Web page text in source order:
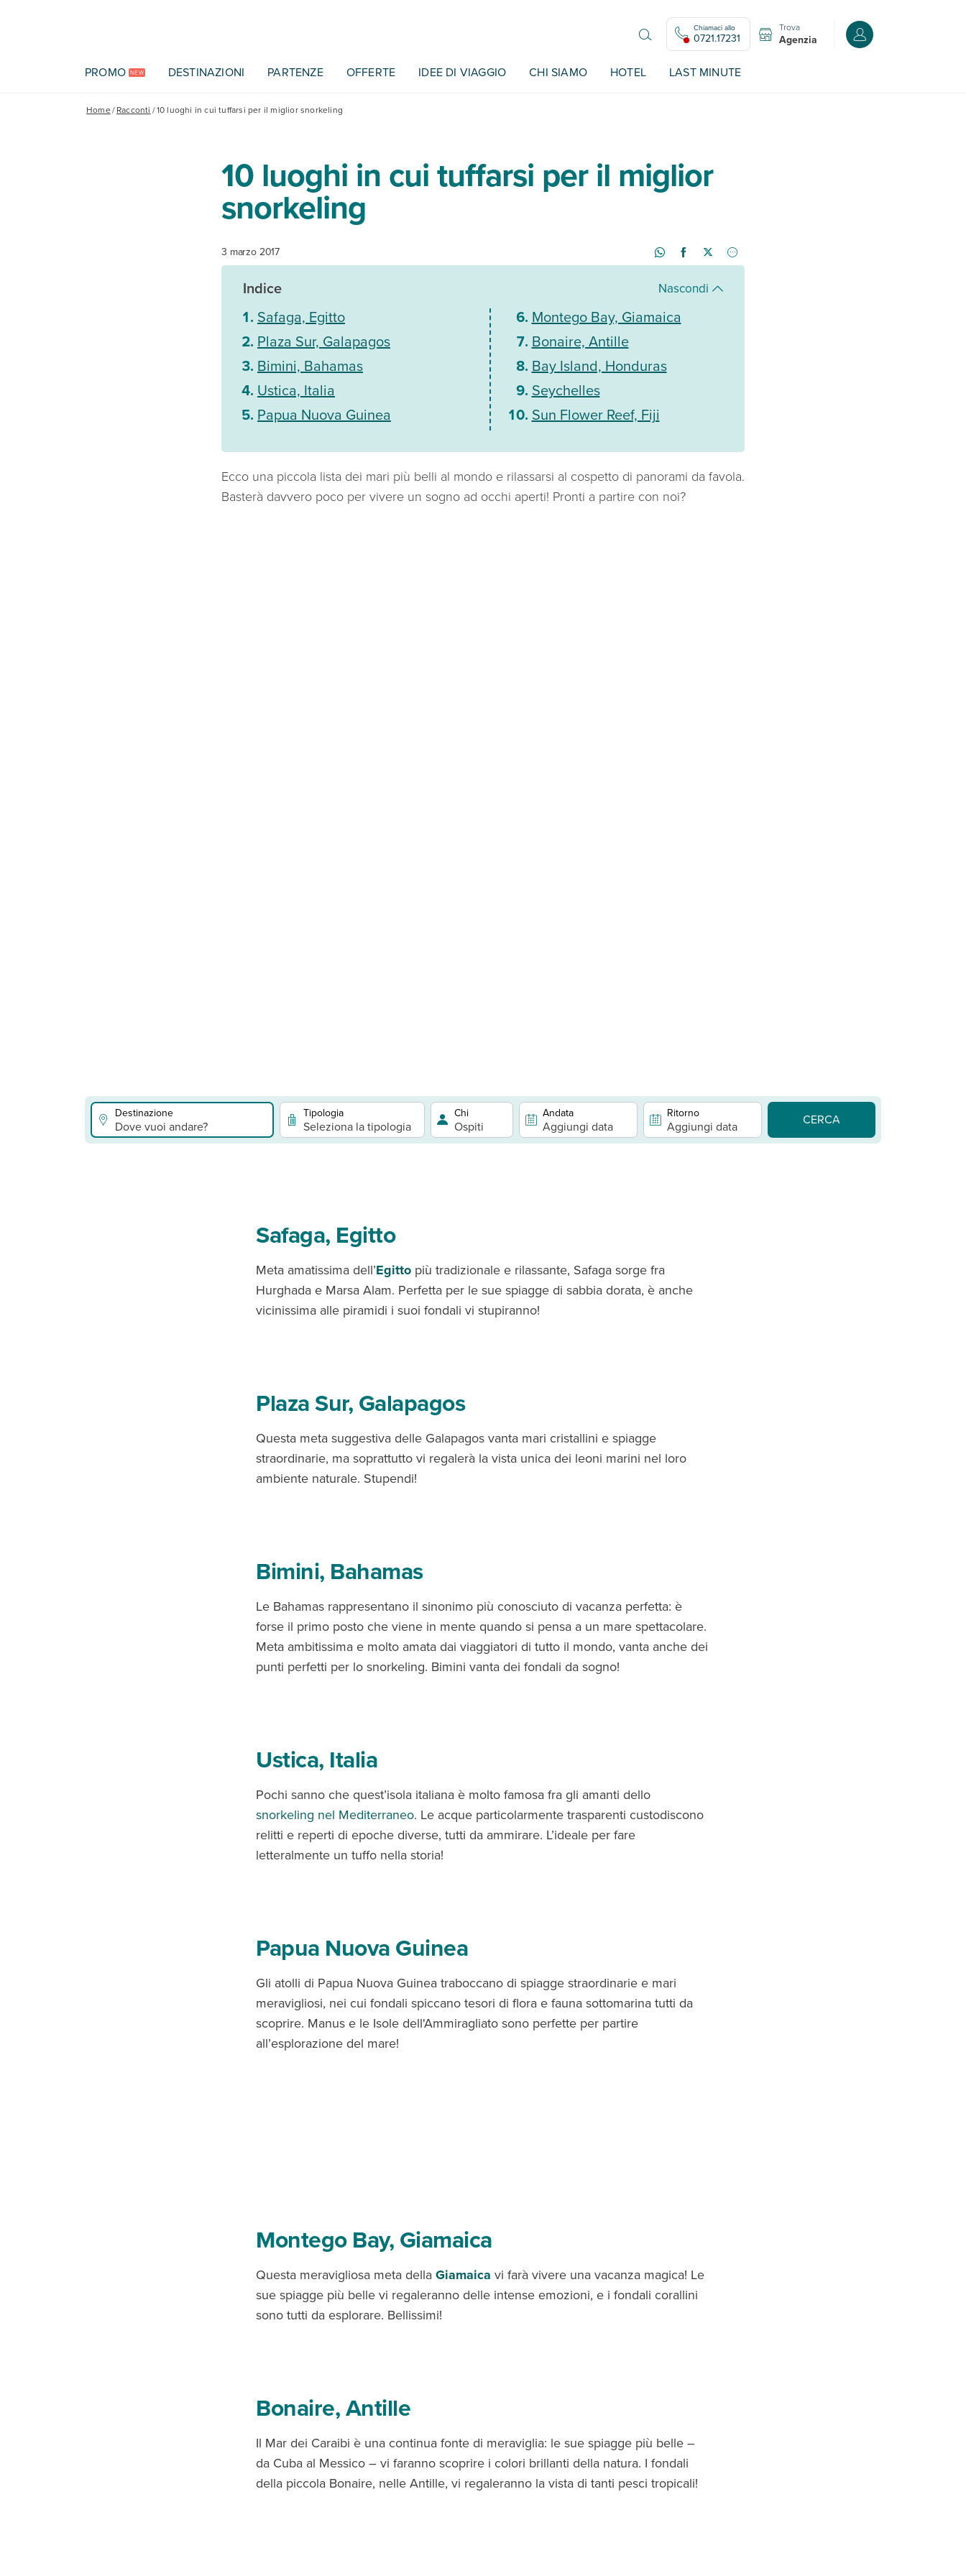
Chiamaci allo
0721.17231
Trova
Agenzia Accedi o registrati
PROMO NEW DESTINAZIONI PARTENZE OFFERTE IDEE DI VIAGGIO CHI SIAMO HOTEL LAST MINUTE
Home/Racconti /10 luoghi in cui tuffarsi per il miglior snorkeling
10 luoghi in cui tuffarsi per il miglior
snorkeling
3 marzo 2017
Indice Nascondi
Safaga, Egitto
Plaza Sur, Galapagos
Bimini, Bahamas
Ustica, Italia
Papua Nuova Guinea
Montego Bay, Giamaica
Bonaire, Antille
Bay Island, Honduras
Seychelles
Sun Flower Reef, Fiji
Ecco una piccola lista dei mari più belli al mondo e rilassarsi al cospetto di panorami da favola.
Basterà davvero poco per vivere un sogno ad occhi aperti! Pronti a partire con noi?
Destinazione
Dove vuoi andare?
Tipologia
Seleziona la tipologia
Chi
Ospiti
Andata
Aggiungi data
Ritorno
Aggiungi data CERCA
Safaga, Egitto
Meta amatissima dell’Egitto più tradizionale e rilassante, Safaga sorge fra
Hurghada e Marsa Alam. Perfetta per le sue spiagge di sabbia dorata, è anche
vicinissima alle piramidi i suoi fondali vi stupiranno!
Plaza Sur, Galapagos
Questa meta suggestiva delle Galapagos vanta mari cristallini e spiagge
straordinarie, ma soprattutto vi regalerà la vista unica dei leoni marini nel loro
ambiente naturale. Stupendi!
Bimini, Bahamas
Le Bahamas rappresentano il sinonimo più conosciuto di vacanza perfetta: è
forse il primo posto che viene in mente quando si pensa a un mare spettacolare.
Meta ambitissima e molto amata dai viaggiatori di tutto il mondo, vanta anche dei
punti perfetti per lo snorkeling. Bimini vanta dei fondali da sogno!
Ustica, Italia
Pochi sanno che quest’isola italiana è molto famosa fra gli amanti dello
snorkeling nel Mediterraneo. Le acque particolarmente trasparenti custodiscono
relitti e reperti di epoche diverse, tutti da ammirare. L’ideale per fare
letteralmente un tuffo nella storia!
Papua Nuova Guinea
Gli atolli di Papua Nuova Guinea traboccano di spiagge straordinarie e mari
meravigliosi, nei cui fondali spiccano tesori di flora e fauna sottomarina tutti da
scoprire. Manus e le Isole dell'Ammiragliato sono perfette per partire
all’esplorazione del mare!
Montego Bay, Giamaica
Questa meravigliosa meta dellaGiamaica vi farà vivere una vacanza magica! Le
sue spiagge più belle vi regaleranno delle intense emozioni, e i fondali corallini
sono tutti da esplorare. Bellissimi!
Bonaire, Antille
Il Mar dei Caraibi è una continua fonte di meraviglia: le sue spiagge più belle –
da Cuba al Messico – vi faranno scoprire i colori brillanti della natura. I fondali
della piccola Bonaire, nelle Antille, vi regaleranno la vista di tanti pesci tropicali!